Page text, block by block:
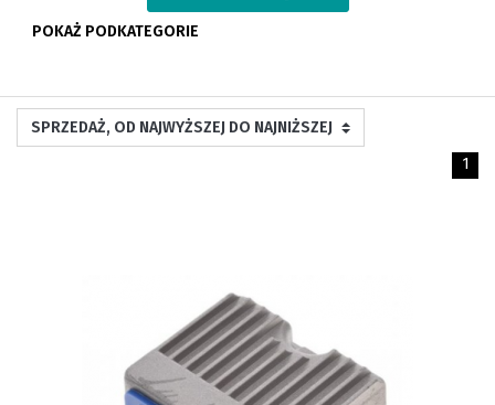
POKAŻ PODKATEGORIE
1